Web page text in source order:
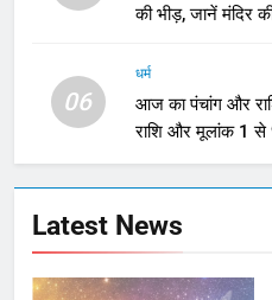
की भीड़, जानें मंदिर
06
धर्म
आज का पंचांग और
राशि और मूलांक 1
Latest News